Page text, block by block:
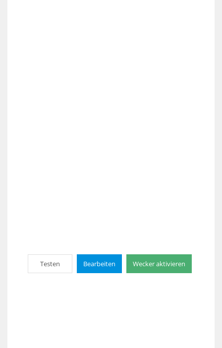
Testen Bearbeiten Wecker aktivieren